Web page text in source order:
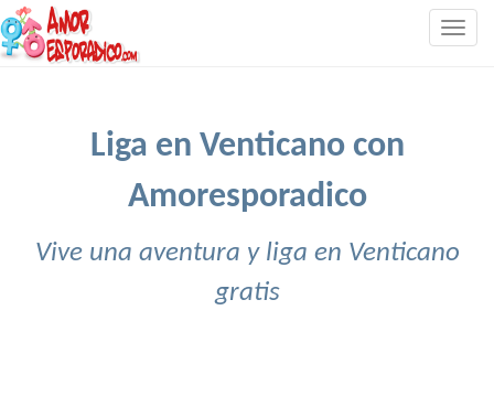
Liga en Venticano con
Amoresporadico
Vive una aventura y liga en Venticano
gratis